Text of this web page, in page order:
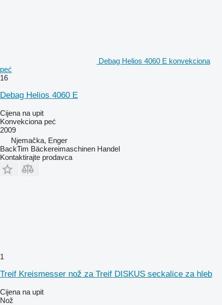
Debag Helios 4060 E konvekciona
peć
16
Debag Helios 4060 E
Cijena na upit
Konvekciona peć
2009
Njemačka, Enger
BackTim Bäckereimaschinen Handel
Kontaktirajte prodavca
1
Treif Kreismesser nož za Treif DISKUS seckalice za hleb
Cijena na upit
Nož